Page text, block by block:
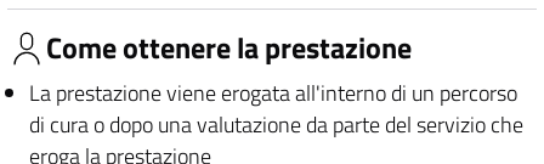
Come ottenere la prestazione
La prestazione viene erogata all'interno di un percorso
di cura o dopo una valutazione da parte del servizio che
eroga la prestazione